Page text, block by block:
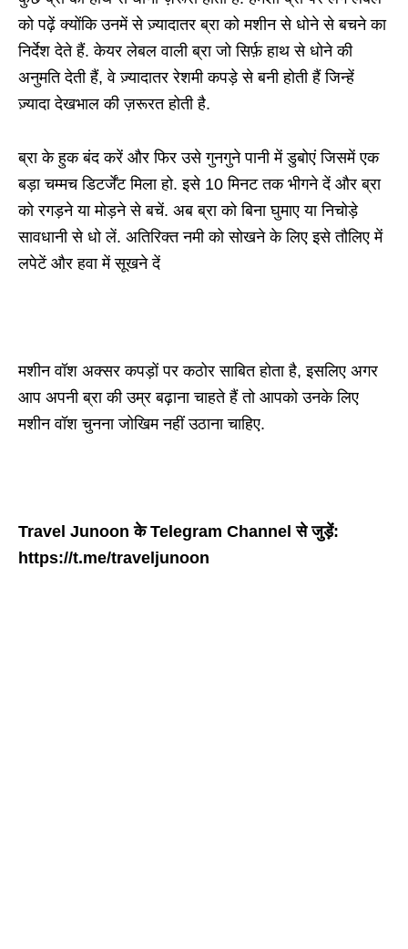
को पढ़ें क्योंकि उनमें से ज़्यादातर ब्रा को मशीन से धोने से बचने का
निर्देश देते हैं. केयर लेबल वाली ब्रा जो सिर्फ़ हाथ से धोने की
अनुमति देती हैं, वे ज़्यादातर रेशमी कपड़े से बनी होती हैं जिन्हें
ज़्यादा देखभाल की ज़रूरत होती है.
ब्रा के हुक बंद करें और फिर उसे गुनगुने पानी में डुबोएं जिसमें एक
बड़ा चम्मच डिटर्जेंट मिला हो. इसे 10 मिनट तक भीगने दें और ब्रा
को रगड़ने या मोड़ने से बचें. अब ब्रा को बिना घुमाए या निचोड़े
सावधानी से धो लें. अतिरिक्त नमी को सोखने के लिए इसे तौलिए में
लपेटें और हवा में सूखने दें
मशीन वॉश अक्सर कपड़ों पर कठोर साबित होता है, इसलिए अगर
आप अपनी ब्रा की उम्र बढ़ाना चाहते हैं तो आपको उनके लिए
मशीन वॉश चुनना जोखिम नहीं उठाना चाहिए.
Travel Junoon के Telegram Channel से जुड़ें:
https://t.me/traveljunoon